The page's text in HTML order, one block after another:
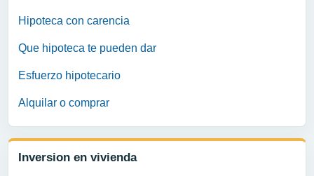
Hipoteca con carencia
Que hipoteca te pueden dar
Esfuerzo hipotecario
Alquilar o comprar
Inversion en vivienda